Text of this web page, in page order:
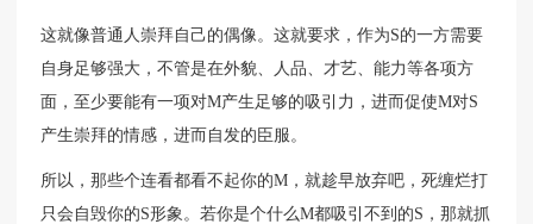
这就像普通人崇拜自己的偶像。这就要求，作为S的一方需要
自身足够强大，不管是在外貌、人品、才艺、能力等各项方
面，至少要能有一项对M产生足够的吸引力，进而促使M对S
产生崇拜的情感，进而自发的臣服。
所以，那些个连看都看不起你的M，就趁早放弃吧，死缠烂打
只会自毁你的S形象。若你是个什么M都吸引不到的S，那就抓